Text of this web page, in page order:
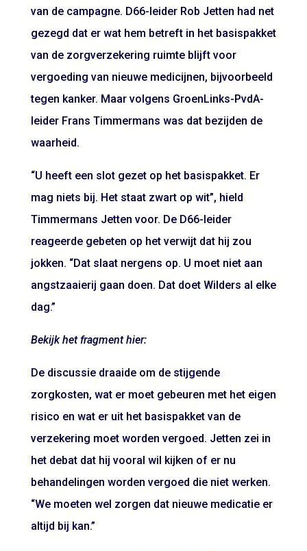
van de campagne. D66-leider Rob Jetten had net
gezegd dat er wat hem betreft in het basispakket
van de zorgverzekering ruimte blijft voor
vergoeding van nieuwe medicijnen, bijvoorbeeld
tegen kanker. Maar volgens GroenLinks-PvdA-
leider Frans Timmermans was dat bezijden de
waarheid.
“U heeft een slot gezet op het basispakket. Er
mag niets bij. Het staat zwart op wit”, hield
Timmermans Jetten voor. De D66-leider
reageerde gebeten op het verwijt dat hij zou
jokken. “Dat slaat nergens op. U moet niet aan
angstzaaierij gaan doen. Dat doet Wilders al elke
dag.”
Bekijk het fragment hier:
De discussie draaide om de stijgende
zorgkosten, wat er moet gebeuren met het eigen
risico en wat er uit het basispakket van de
verzekering moet worden vergoed. Jetten zei in
het debat dat hij vooral wil kijken of er nu
behandelingen worden vergoed die niet werken.
“We moeten wel zorgen dat nieuwe medicatie er
altijd bij kan.”